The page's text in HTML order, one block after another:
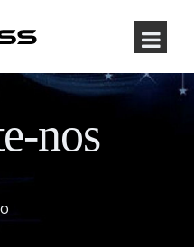
nos